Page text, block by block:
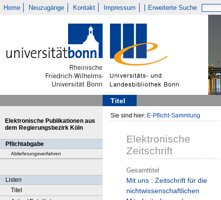
Home Neuzugänge Kontakt Impressum Erweiterte Suche
Titel
Elektronische Publikationen aus
dem Regierungsbezirk Köln
Pflichtabgabe
Ablieferungsverfahren
Listen
Titel
Sie sind hier: E-Pflicht-Sammlung
Elektronische
Zeitschrift
Gesamttitel
Mit uns : Zeitschrift für die
nichtwissenschaftlichen